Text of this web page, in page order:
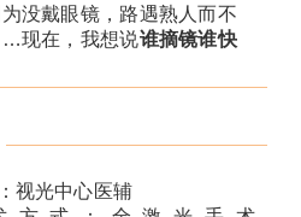
没戴眼镜，路遇熟人而不
现在，我想说谁摘镜谁快
视光中心医辅